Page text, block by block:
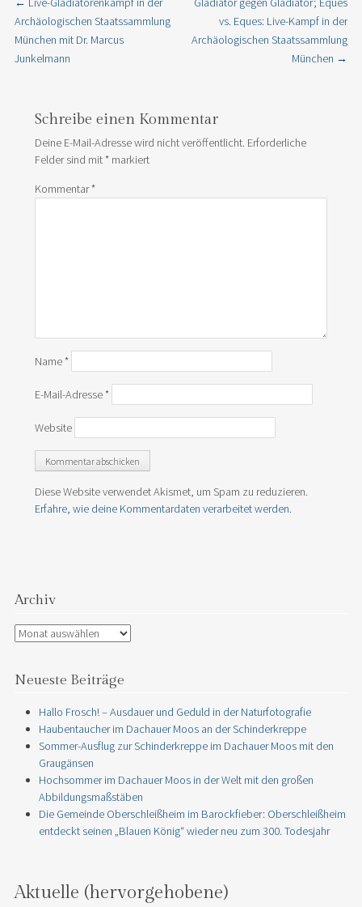
Post navigation
Archäologischen Staatssammlung
München mit Dr. Marcus
Junkelmann
vs. Eques: Live-Kampf in der
Archäologischen Staatssammlung
München →
Schreibe einen Kommentar
Deine E-Mail-Adresse wird nicht veröffentlicht. Erforderliche
Felder sind mit*markiert
Kommentar*
Name*
E-Mail-Adresse*
Website
Diese Website verwendet Akismet, um Spam zu reduzieren.
Erfahre, wie deine Kommentardaten verarbeitet werden.
Archiv
Archiv
Neueste Beiträge
Hallo Frosch! – Ausdauer und Geduld in der Naturfotografie
Haubentaucher im Dachauer Moos an der Schinderkreppe
Sommer-Ausflug zur Schinderkreppe im Dachauer Moos mit den
Graugänsen
Hochsommer im Dachauer Moos in der Welt mit den großen
Abbildungsmaßstäben
Die Gemeinde Oberschleißheim im Barockfieber: Oberschleißheim
entdeckt seinen „Blauen König“ wieder neu zum 300. Todesjahr
Aktuelle (hervorgehobene)